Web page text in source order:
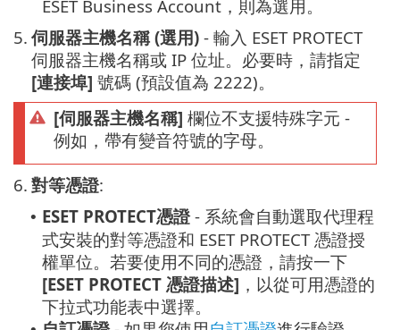
ESET Business Account，則為選用。
5. 伺服器主機名稱 (選用) - 輸入 ESET PROTECT
伺服器主機名稱或 IP 位址。必要時，請指定
[連接埠] 號碼 (預設值為 2222)。
[伺服器主機名稱] 欄位不支援特殊字元 -
例如，帶有變音符號的字母。
6. 對等憑證:
• ESET PROTECT憑證- 系統會自動選取代理程
式安裝的對等憑證和 ESET PROTECT 憑證授
權單位。若要使用不同的憑證，請按一下
[ESET PROTECT 憑證描述] ，以從可用憑證的
下拉式功能表中選擇。